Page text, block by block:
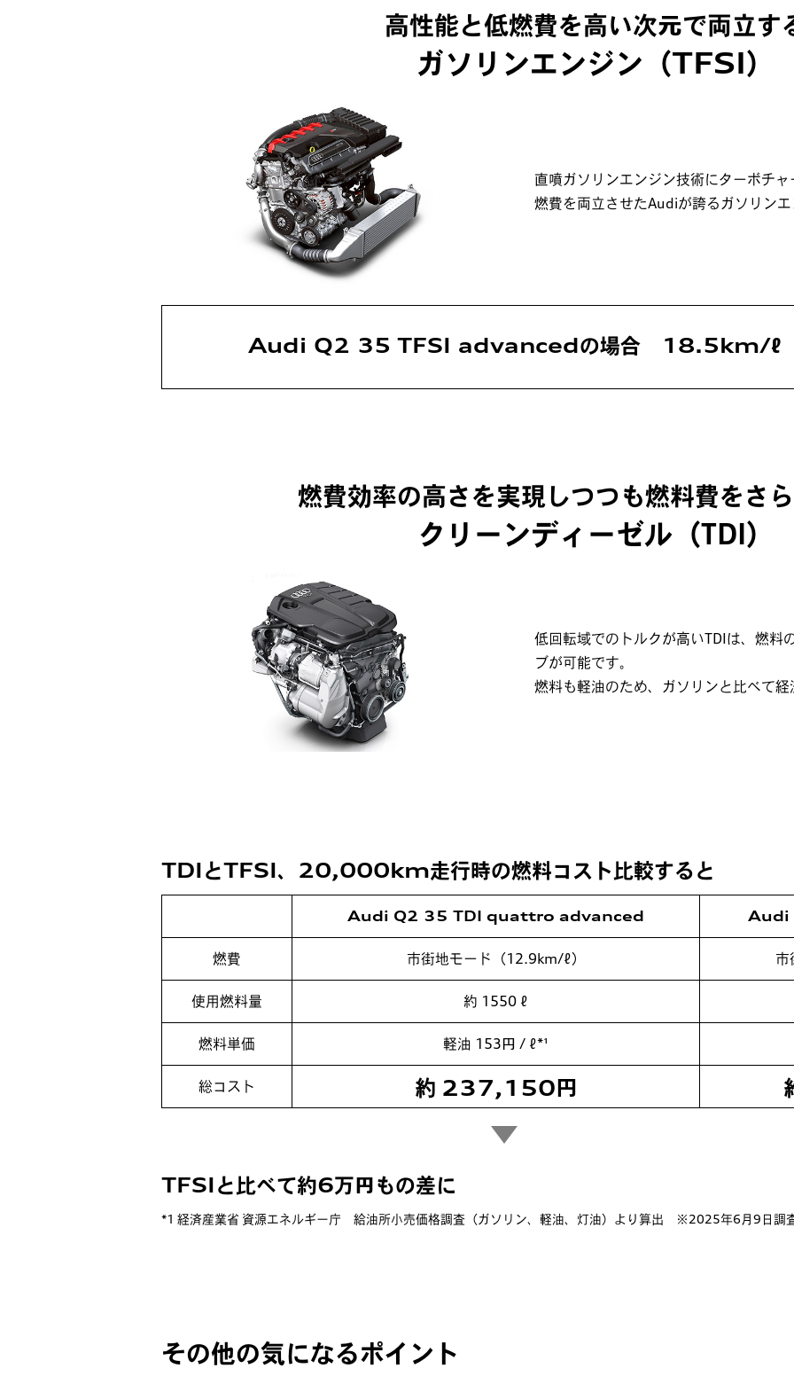
高性能と低燃費を高い次元で両立す
ガソリンエンジン（TFSI）
直噴ガソリンエンジン技術にターボチ
燃費を両立させたAudiが誇るガソリンエ
Audi Q2 35 TFSI advancedの場合 18.5km/ℓ（
燃費効率の高さを実現しつつも燃料費をさ
クリーンディーゼル（TDI）
低回転域でのトルクが高いTDIは、燃料
ブが可能です。
燃料も軽油のため、ガソリンと比べて経
TDIとTFSI、20,000km走行時の燃料コスト比較すると
Audi Q2 35 TDI quattro advanced Audi
燃費 市街地モード （12.9km/ℓ） 市
使用燃料量 約 1550 ℓ
燃料単価 軽油 153円 / ℓ*¹
総コスト 約 237,150円
TFSIと比べて約6万円もの差に
*1 経済産業省 資源エネルギー庁 給油所小売価格調査（ガソリン、軽油、灯油）より算出 ※2025年6月9日調査
その他の気になるポイント